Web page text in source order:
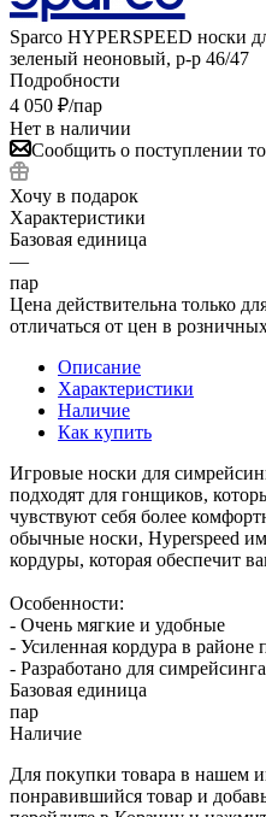
Sparco HYPERSPEED носки
зеленый неоновый, р-р 46/47
Подробности
4 050 ₽/пар
Нет в наличии
Сообщить о поступлении
Хочу в подарок
Характеристики
Базовая единица
—
пар
Цена действительна только
отличаться от цен в
Описание
Характеристики
Наличие
Как купить
Игровые носки для
подходят для гонщиков,
чувствуют себя более
обычные носки, Hyperspeed
кордуры, которая обеспечит
Особенности:
- Очень мягкие и удобные
- Усиленная кордура в районе
- Разработано для симрейсинга
Базовая единица
пар
Наличие
Для покупки товара в нашем
понравившийся товар и